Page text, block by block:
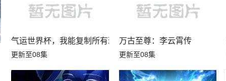
气运世界杯，我能复制所有球星技能
更新至08集
万古至尊：李云霄传
更新至08集